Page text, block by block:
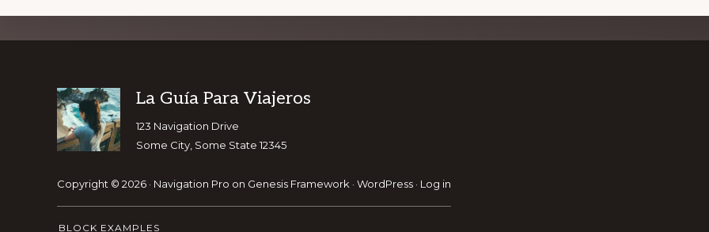
more Footer
La Guía Para Viajeros
123 Navigation Drive
Some City, Some State 12345
Copyright © 2026 · Navigation Pro on Genesis Framework · WordPress · Log in
BLOCK EXAMPLES